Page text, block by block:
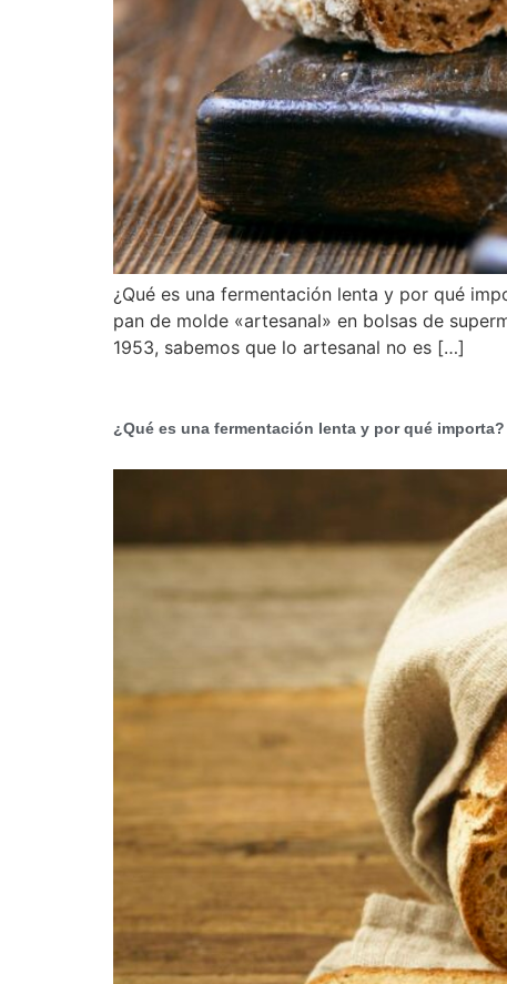
¿Qué es una fermentación lenta y por qué
pan de molde «artesanal» en bolsas de
1953, sabemos que lo artesanal no es […]
¿Qué es una fermentación lenta y por qué importa?